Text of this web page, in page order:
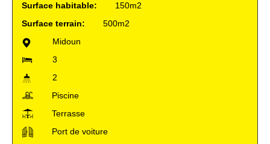
Surface habitable:
150m2
Surface terrain:
500m2
Midoun
3
2
Piscine
Terrasse
Port de voiture